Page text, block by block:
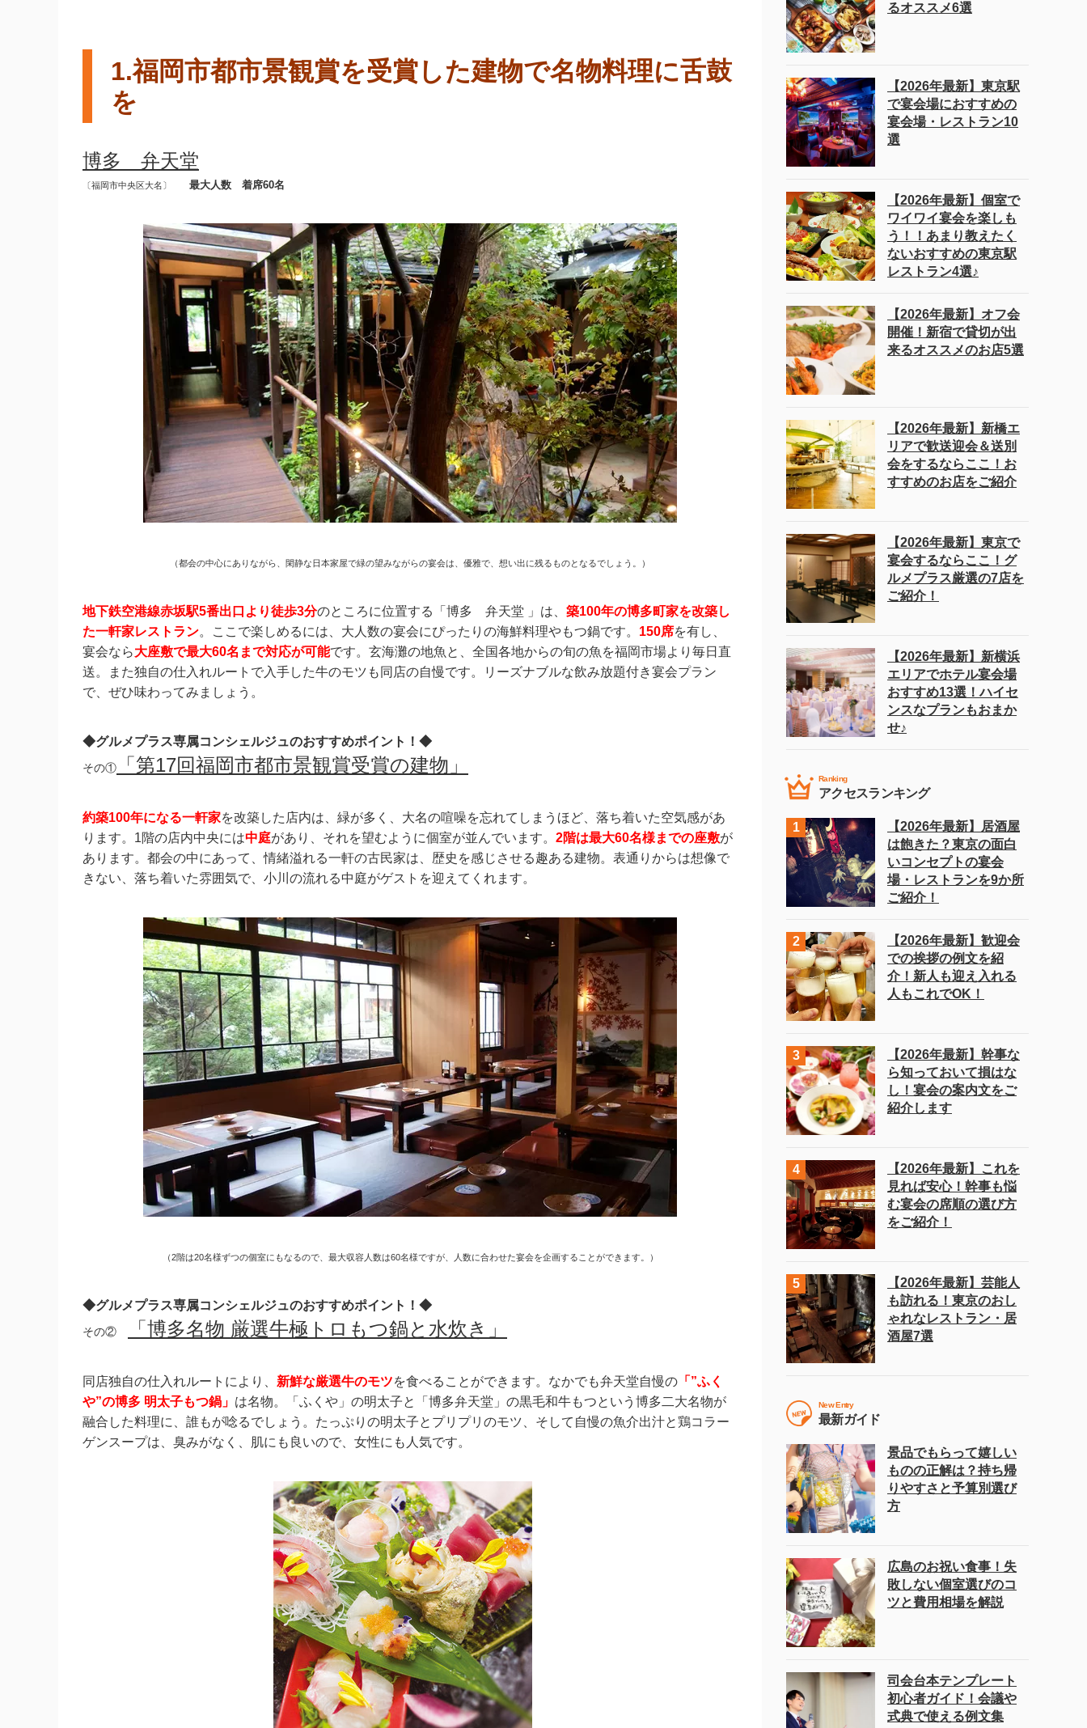
間
1.福岡市都市景観賞を受賞した建物で名物料理に舌鼓
を
博多 弁天堂
〔福岡市中央区大名〕 最大人数 着席60名
（都会の中心にありながら、閑静な日本家屋で緑の望みながらの宴会は、優雅で、想い出に残るものとなるでしょう。 ）
地下鉄空港線赤坂駅5番出口より徒歩3分のところに位置する「博多 弁天堂 」は、 築100年の博多町家を改築し
た一軒家レストラン。ここで楽しめるには、大人数の宴会にぴったりの海鮮料理やもつ鍋です。 150席を有し、
宴会なら大座敷で最大60名まで対応が可能です。玄海灘の地魚と、全国各地からの旬の魚を福岡市場より毎日直
送。また独自の仕入れルートで入手した牛のモツも同店の自慢です。リーズナブルな飲み放題付き宴会プラン
で、ぜひ味わってみましょう。
◆グルメプラス専属コンシェルジュのおすすめポイント！◆
その① 「 第17回福岡市都市景観賞受賞の建物 」
約築100年になる一軒家を改築した店内は、緑が多く、大名の喧噪を忘れてしまうほど、落ち着いた空気感があ
ります。1階の店内中央には中庭があり、それを望むように個室が並んでいます。 2階は最大60名様までの座敷が
あります。都会の中にあって、情緒溢れる一軒の古民家は、歴史を感じさせる趣ある建物。表通りからは想像で
きない、落ち着いた雰囲気で、小川の流れる中庭がゲストを迎えてくれます。
（2階は20名様ずつの個室にもなるので、最大収容人数は60名様ですが、人数に合わせた宴会を企画することができます。 ）
◆グルメプラス専属コンシェルジュのおすすめポイント！◆
その② 「 博多名物 厳選牛極トロもつ鍋と水炊き 」
同店独自の仕入れルートにより、 新鮮な厳選牛のモツを食べることができます。なかでも弁天堂自慢の 「”ふく
や”の博多 明太子もつ鍋」 は名物。「ふくや」の明太子と「博多弁天堂」の黒毛和牛もつという博多二大名物が
融合した料理に、誰もが唸るでしょう。たっぷりの明太子とプリプリのモツ、そして自慢の魚介出汁と鶏コラー
ゲンスープは、臭みがなく、肌にも良いので、女性にも人気です。
るオススメ6選
【2026年最新】東京駅
で宴会場におすすめの
宴会場・レストラン10
選
【2026年最新】個室で
ワイワイ宴会を楽しも
う！！あまり教えたく
ないおすすめの東京駅
レストラン4選♪
【2026年最新】オフ会
開催！新宿で貸切が出
来るオススメのお店5選
【2026年最新】新橋エ
リアで歓送迎会＆送別
会をするならここ！お
すすめのお店をご紹介
【2026年最新】東京で
宴会するならここ！グ
ルメプラス厳選の7店を
ご紹介！
【2026年最新】新横浜
エリアでホテル宴会場
おすすめ13選！ハイセ
ンスなプランもおまか
せ♪
Ranking
アクセスランキング
【2026年最新】居酒屋
は飽きた？東京の面白
いコンセプトの宴会
場・レストランを9か所
ご紹介！
【2026年最新】歓迎会
での挨拶の例文を紹
介！新人も迎え入れる
人もこれでOK！
【2026年最新】幹事な
ら知っておいて損はな
し！宴会の案内文をご
紹介します
【2026年最新】これを
見れば安心！幹事も悩
む宴会の席順の選び方
をご紹介！
【2026年最新】芸能人
も訪れる！東京のおし
ゃれなレストラン・居
酒屋7選
New Entry
最新ガイド
景品でもらって嬉しい
ものの正解は？持ち帰
りやすさと予算別選び
方
広島のお祝い食事！失
敗しない個室選びのコ
ツと費用相場を解説
司会台本テンプレート
初心者ガイド！会議や
式典で使える例文集